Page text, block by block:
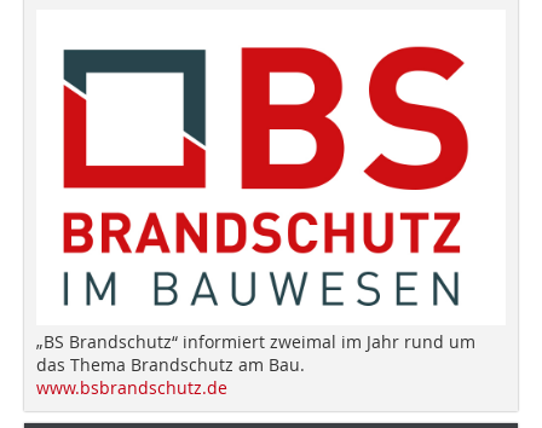
„BS Brandschutz“ informiert zweimal im Jahr rund um
das Thema Brandschutz am Bau.
www.bsbrandschutz.de